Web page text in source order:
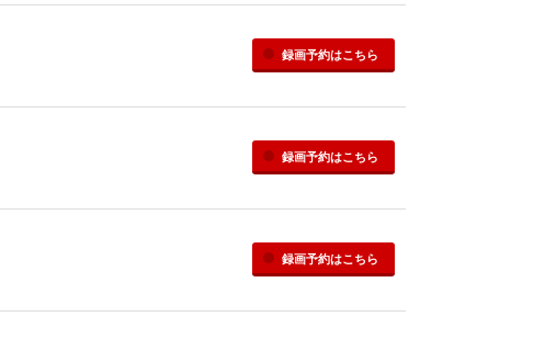
録画予約はこちら
録画予約はこちら
録画予約はこちら